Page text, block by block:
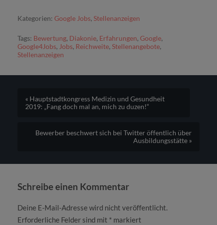
Kategorien: Google Jobs, Stellenanzeigen
Tags: Bewertung, Diakonie, Erfahrungen, Google,
Google4Jobs, Jobs, Reichweite, Stellenangebote,
Stellenanzeigen
« Hauptstadtkongress Medizin und Gesundheit
2019: „Fang doch mal an, mich zu duzen!“
Bewerber beschwert sich bei Twitter öffentlich über
Ausbildungsstätte »
Schreibe einen Kommentar
Deine E-Mail-Adresse wird nicht veröffentlicht.
Erforderliche Felder sind mit * markiert